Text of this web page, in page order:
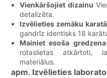
Vienkāršojiet dizainu
detalizēta.
Izvēlieties zemāku
gandrīz identisks 18
Mainiet esoša
rotaslietas atkārtoti,
materiālus.
apm. Izvēlieties